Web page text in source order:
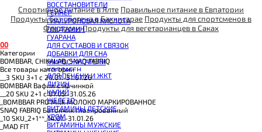
ВОССТАНОВИТЕЛИ
ГЕЙНЕР
ГИАЛУРОНОВАЯ КИСЛОТА
ГЛЮТАМИН
ГУАРАНА
ДЛЯ СУСТАВОВ И СВЯЗОК
ДОБАВКИ ДЛЯ СНА
ЖИРОСЖИГАТЕЛИ
КОЛЛАГЕН
КОЭНЗИМ Q10
КРЕАТИН
ПОЛЕЗНЫЕ ЖИРЫ
ПРОТЕИН
ПРОТЕИНОВОЕ ПЕЧЕНЬЕ
ПРОТЕИНОВЫЕ БАТОНЧИКИ
ПРОТЕИНОВЫЕ КАШИ
ДЛЯ ПЕЧЕНИ И ЖКТ
ЛИЗИН
КАЛИЙ
ЖЕЛЕЗО
ВИТАМИНЫ ДЕТСКИЕ
ХРОМ
ВИТАМИНЫ МУЖСКИЕ
Спортивное питание в Ялте Правильное питание в Евпатории
Продукты без глютена в Бахчисарае Продукты для спортсменов в
ФеодосииПродукты для вегетарианцев в Саках
00
Категории
BOMBBAR, CHIKALAB, SNAQ FABRIQ
Все товары категории
__3 SKU 3+1 с 20.07.-31.07.26
BOMBBAR Вафли с начинкой
__20 SKU 2+1 с 07.05.-31.05.26
_BOMBBAR PRO Milk МОЛОКО МАРКИРОВАННОЕ
SNAQ FABRIQ Батончик глазированный
_10 SKU_2+1**_14.01.-31.01.26
_MAD FIT